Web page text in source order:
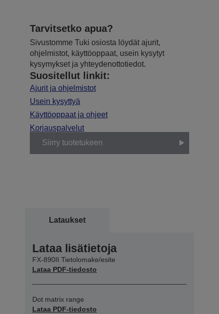
Tarvitsetko apua?
Sivustomme Tuki osiosta löydät ajurit,
ohjelmistot, käyttöoppaat, usein kysytyt
kysymykset ja yhteydenottotiedot.
Suositellut linkit:
Ajurit ja ohjelmistot
Usein kysyttyä
Käyttöoppaat ja ohjeet
Korjauspalvelut
Siirry tuotetukeen
Lataukset
Lataa lisätietoja
FX-890II Tietolomake/esite
Lataa PDF-tiedosto
Dot matrix range
Lataa PDF-tiedosto